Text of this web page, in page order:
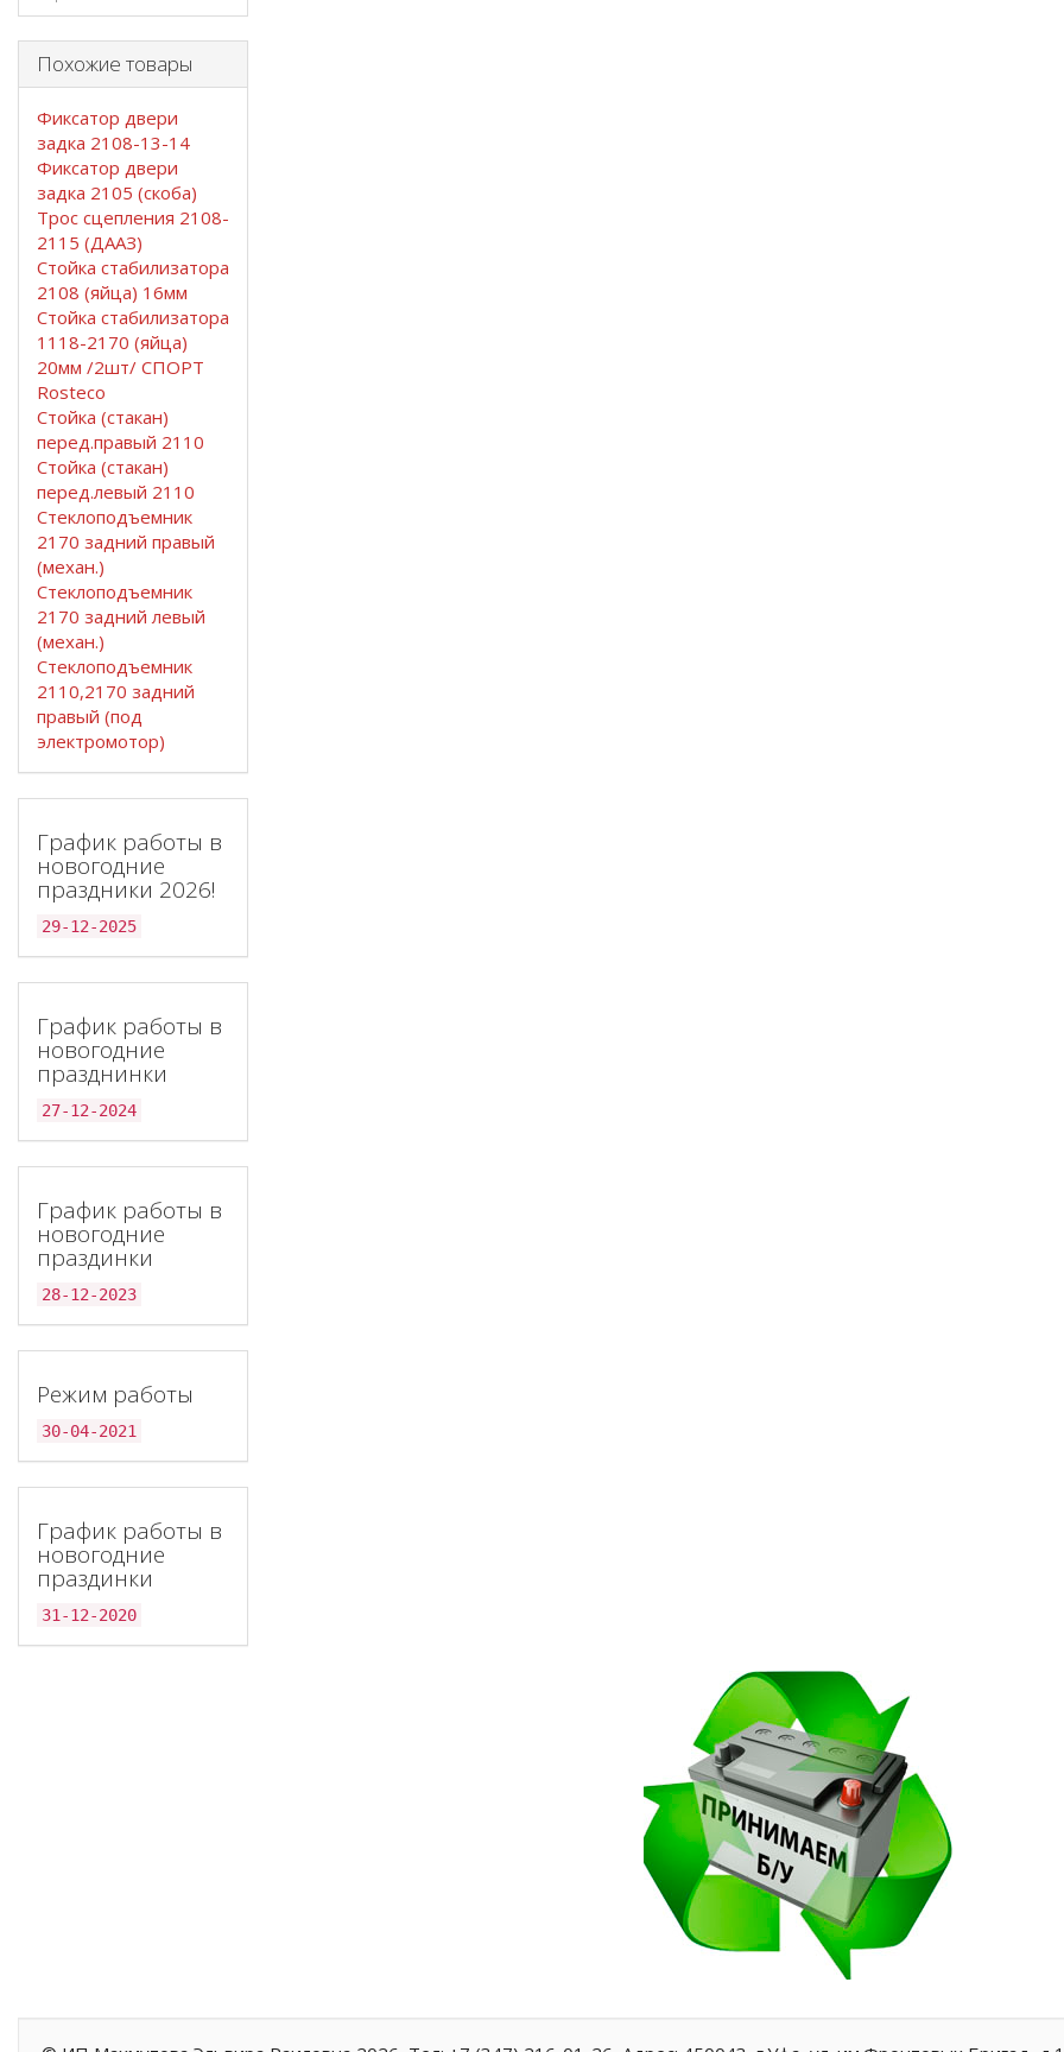
Похожие товары
Фиксатор двери
задка 2108-13-14
Фиксатор двери
задка 2105 (скоба)
Трос сцепления 2108-
2115 (ДААЗ)
Стойка стабилизатора
2108 (яйца) 16мм
Стойка стабилизатора
1118-2170 (яйца)
20мм /2шт/ СПОРТ
Rosteco
Стойка (стакан)
перед.правый 2110
Стойка (стакан)
перед.левый 2110
Стеклоподъемник
2170 задний правый
(механ.)
Стеклоподъемник
2170 задний левый
(механ.)
Стеклоподъемник
2110,2170 задний
правый (под
электромотор)
График работы в
новогодние
праздники 2026!
29-12-2025
График работы в
новогодние
празднинки
27-12-2024
График работы в
новогодние
праздинки
28-12-2023
Режим работы
30-04-2021
График работы в
новогодние
праздинки
31-12-2020